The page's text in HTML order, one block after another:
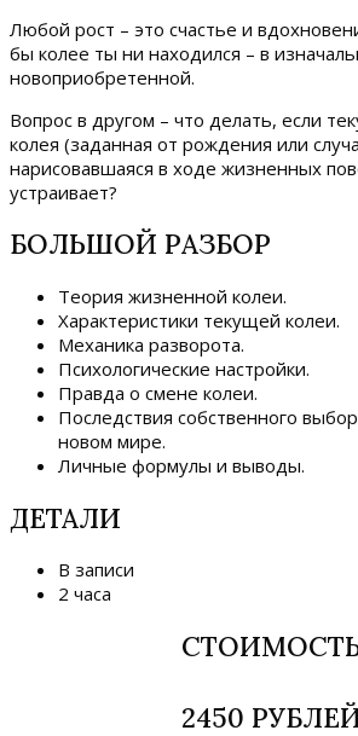
Любой рост – это счастье и
бы колее ты ни находился – в
новоприобретенной.
Вопрос в другом – что делать, если
колея (заданная от рождения или
нарисовавшаяся в ходе жизненных
устраивает?
БОЛЬШОЙ РАЗБОР
Теория жизненной колеи.
Характеристики текущей колеи.
Механика разворота.
Психологические настройки.
Правда о смене колеи.
Последствия собственного
новом мире.
Личные формулы и выводы.
ДЕТАЛИ
В записи
2 часа
2450